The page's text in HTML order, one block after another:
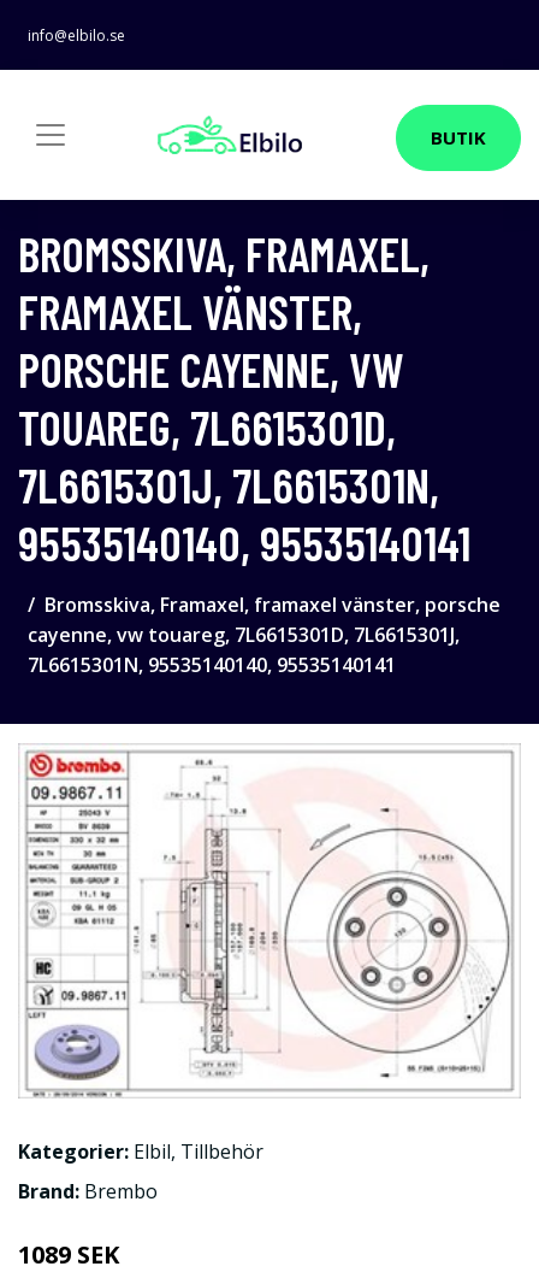
info@elbilo.se
BUTIK
BROMSSKIVA, FRAMAXEL,
FRAMAXEL VÄNSTER,
PORSCHE CAYENNE, VW
TOUAREG, 7L6615301D,
7L6615301J, 7L6615301N,
95535140140, 95535140141
Bromsskiva, Framaxel, framaxel vänster, porsche
cayenne, vw touareg, 7L6615301D, 7L6615301J,
7L6615301N, 95535140140, 95535140141
Kategorier: Elbil, Tillbehör
Brand: Brembo
1089 SEK